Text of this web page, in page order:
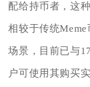
配给持币者，这
相较于传统
场景，目前已与
户可使用其购买